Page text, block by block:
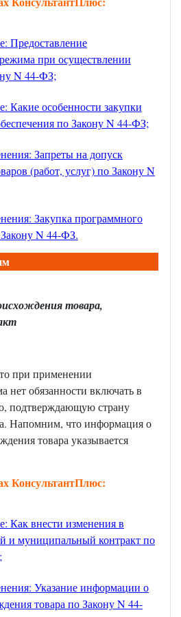
Предоставление
при осуществлении
N 44-ФЗ;
Какие особенности закупки
по Закону N 44-ФЗ;
Запреты на допуск
(работ, услуг) по Закону N
Закупка программного
N 44-ФЗ.
товара,
при применении
нет обязанности включать в
подтверждающую страну
Напомним, что информация о
товара указывается
КонсультантПлюс:
Как внести изменения в
и муниципальный контракт по
Указание информации о
товара по Закону N 44-